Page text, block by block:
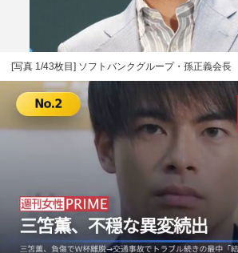
[写真 1/43枚目] ソフトバンクグループ・孫正義会長